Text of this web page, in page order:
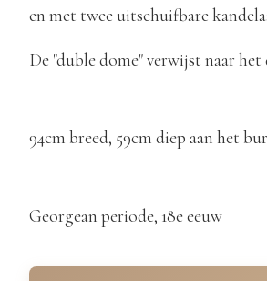
en met twee uitschuifbare
De "duble dome" verwijst naar
94cm breed, 59cm diep aan het
Georgean periode, 18e eeuw